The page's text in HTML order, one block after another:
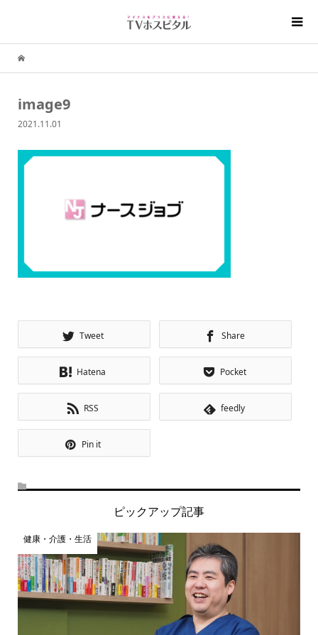
image9
2021.11.01
Tweet Share
Hatena Pocket
RSS feedly
Pin it
ピックアップ記事
健康・介護・生活